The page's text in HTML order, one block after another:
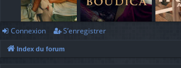
Connexion S’enregistrer
Index du forum